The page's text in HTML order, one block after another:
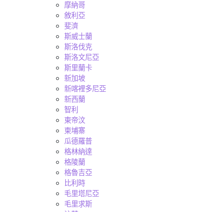
摩納哥
敘利亞
斐濟
斯威士蘭
斯洛伐克
斯洛文尼亞
斯里蘭卡
新加坡
新喀裡多尼亞
新西蘭
智利
東帝汶
柬埔寨
瓜德羅普
格林納達
格陵蘭
格魯吉亞
比利時
毛里塔尼亞
毛里求斯